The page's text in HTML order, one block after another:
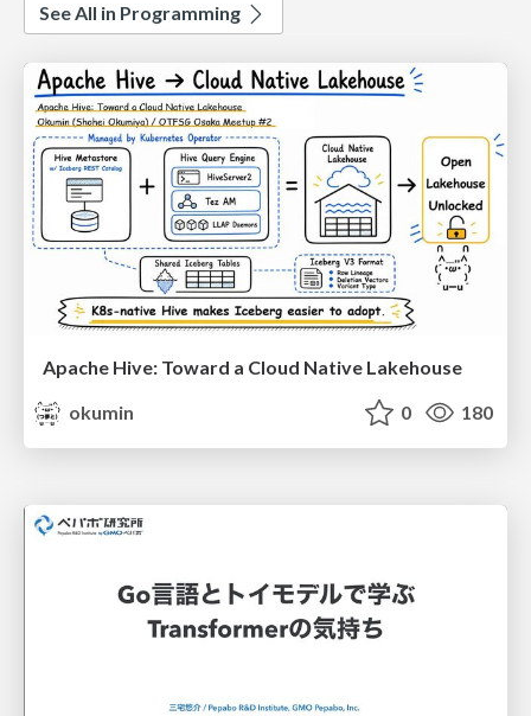
See All in Programming
Apache Hive: Toward a Cloud Native Lakehouse
okumin
0 180